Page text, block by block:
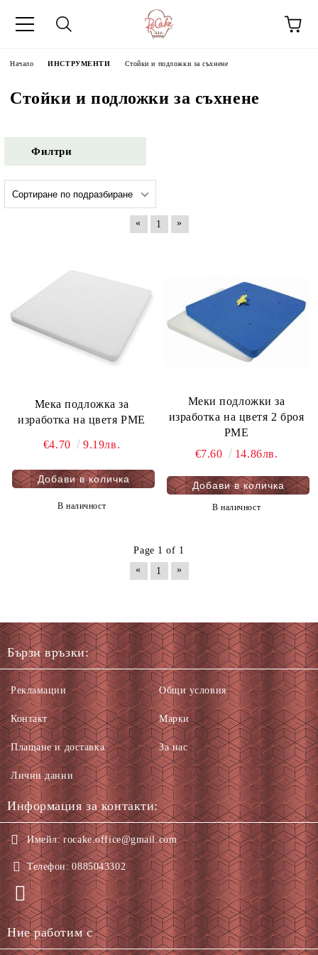
Начало ИНСТРУМЕНТИ Стойки и подложки за съхнене
Стойки и подложки за съхнене
Филтри
« 1 »
Мекa подложка за
изработка на цветя PME
€4.70 9.19лв.
В наличност
Меки подложки за
изработка на цветя 2 броя
PME
€7.60
14.86лв.
В наличност
Page 1 of 1
«
1 »
Бързи връзки:
Рекламации
Контакт
Плащане и доставка
Лични данни
Общи условия
Марки
За нас
Информация за контакти:
Имейл: rocake.office@gmail.com
Телефон: 0885043302
Ние работим с